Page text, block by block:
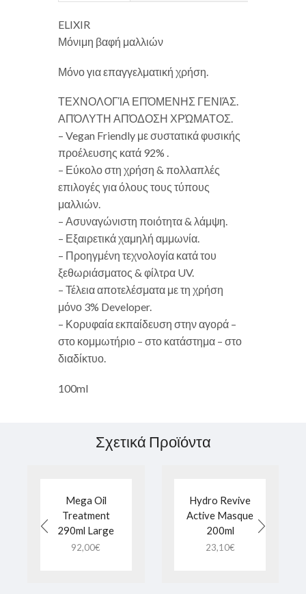
ELIXIR
Μόνιμη βαφή μαλλιών
Μόνο για επαγγελματική χρήση.
ΤΕΧΝΟΛΟΓΊΑ ΕΠΌΜΕΝΗΣ ΓΕΝΙΆΣ.
ΑΠΌΛΥΤΗ ΑΠΌΔΟΣΗ ΧΡΏΜΑΤΟΣ.
– Vegan Friendly με συστατικά φυσικής
προέλευσης κατά 92% .
– Εύκολο στη χρήση & πολλαπλές
επιλογές για όλους τους τύπους
μαλλιών.
– Ασυναγώνιστη ποιότητα & λάμψη.
– Εξαιρετικά χαμηλή αμμωνία.
– Προηγμένη τεχνολογία κατά του
ξεθωριάσματος & φίλτρα UV.
– Τέλεια αποτελέσματα με τη χρήση
μόνο 3% Developer.
– Κορυφαία εκπαίδευση στην αγορά –
στο κομμωτήριο – στο κατάστημα – στο
διαδίκτυο.
100ml
Σχετικά Προϊόντα
Mega Oil
Treatment
290ml Large
92,00€
Hydro Revive
Active Masque
200ml
23,10€